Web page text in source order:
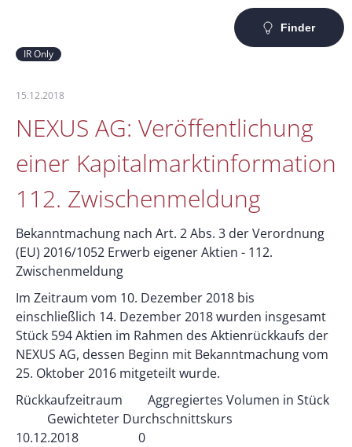
Finder
IR Only
15.12.2018
NEXUS AG: Veröffentlichung
einer Kapitalmarktinformation
112. Zwischenmeldung
Bekanntmachung nach Art. 2 Abs. 3 der Verordnung
(EU) 2016/1052 Erwerb eigener Aktien - 112.
Zwischenmeldung
Im Zeitraum vom 10. Dezember 2018 bis
einschließlich 14. Dezember 2018 wurden insgesamt
Stück 594 Aktien im Rahmen des Aktienrückkaufs der
NEXUS AG, dessen Beginn mit Bekanntmachung vom
25. Oktober 2016 mitgeteilt wurde.
Rückkaufzeitraum Aggregiertes Volumen in Stück
Gewichteter Durchschnittskurs
10.12.2018 0